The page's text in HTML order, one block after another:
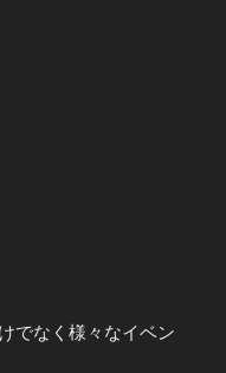
でなく様々なイベン